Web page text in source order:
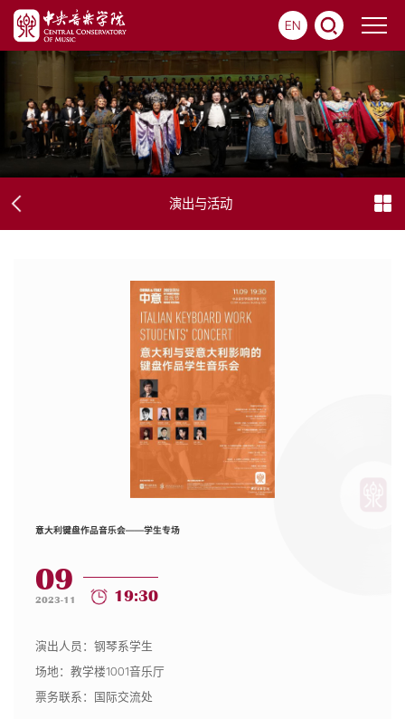
EN
演出与活动
意大利键盘作品音乐会——学生专场
09
2023-11 19:30
演出人员：钢琴系学生
场地：教学楼1001音乐厅
票务联系：国际交流处